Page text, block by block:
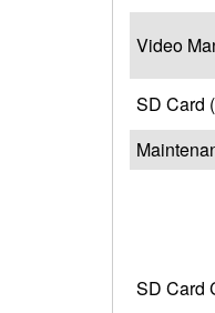
Video
SD Card
SD Card